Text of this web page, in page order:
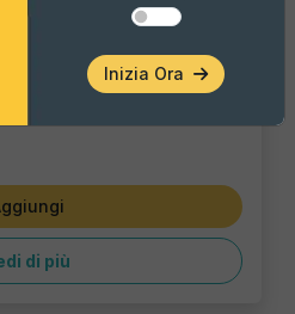
Vol 100 Ml
di più
Inizia Ora